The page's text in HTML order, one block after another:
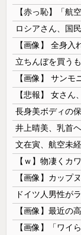
ロシアさん、国
文在寅、航空未
【ｗ】物凄くカ
【画像】カップ
【画像】最近の
【画像】「ワイ